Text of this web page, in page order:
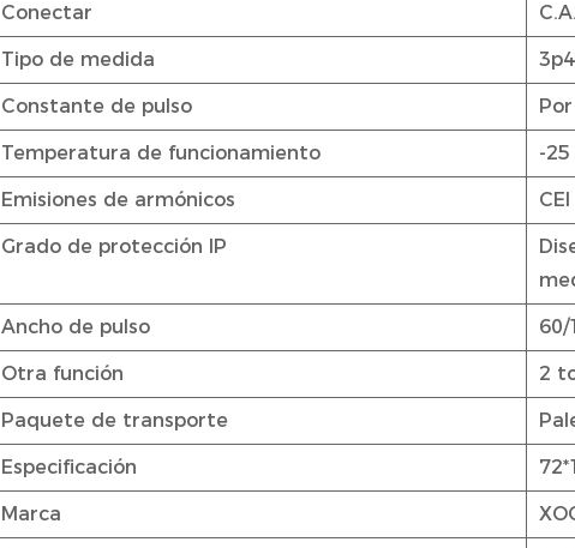
Conectar C.A.
Tipo de medida
Constante de pulso
Temperatura de funcionamiento -25
Emisiones de armónicos
Grado de protección IP
Ancho de pulso 60/
Otra función 2
Paquete de transporte
Especificación
Marca